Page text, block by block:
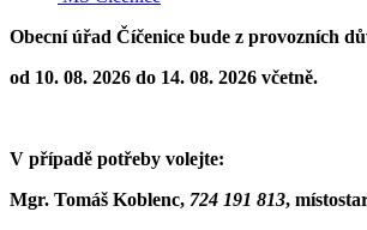
Obecní úřad Číčenice bude z provozních
od 10. 08. 2026 do 14. 08. 2026 včetně.
V případě potřeby volejte:
Mgr. Tomáš Koblenc, 724 191 813,